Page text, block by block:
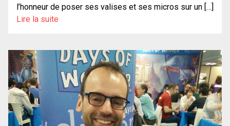
l’honneur de poser ses valises et ses micros sur un […]
Lire la suite